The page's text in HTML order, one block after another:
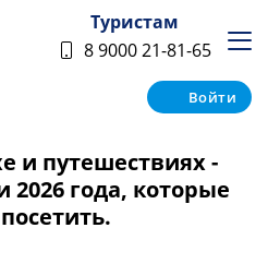
Туристам
8 9000 21-81-65
Войти
и путешествиях -
года, которые